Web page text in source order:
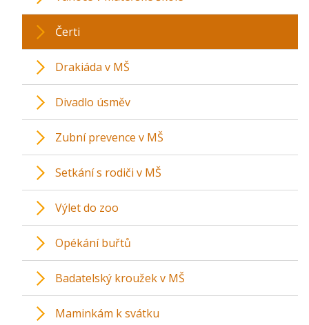
Čerti
Drakiáda v MŠ
Divadlo úsměv
Zubní prevence v MŠ
Setkání s rodiči v MŠ
Výlet do zoo
Opékání buřtů
Badatelský kroužek v MŠ
Maminkám k svátku